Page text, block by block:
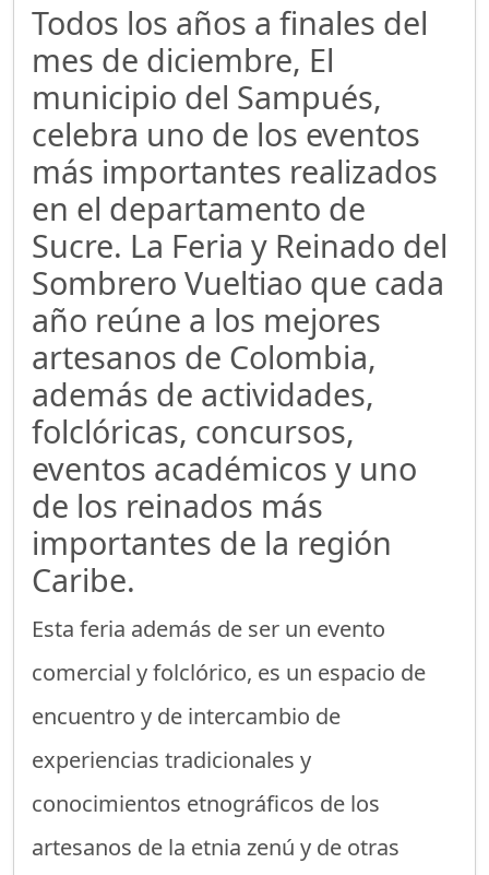
Todos los años a finales del
mes de diciembre, El
municipio del Sampués,
celebra uno de los eventos
más importantes realizados
en el departamento de
Sucre. La Feria y Reinado del
Sombrero Vueltiao que cada
año reúne a los mejores
artesanos de Colombia,
además de actividades,
folclóricas, concursos,
eventos académicos y uno
de los reinados más
importantes de la región
Caribe.
Esta feria además de ser un evento
comercial y folclórico, es un espacio de
encuentro y de intercambio de
experiencias tradicionales y
conocimientos etnográficos de los
artesanos de la etnia zenú y de otras